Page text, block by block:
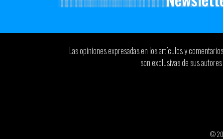
Las opiniones expresadas en los artículos y
son exclusivas de sus
©